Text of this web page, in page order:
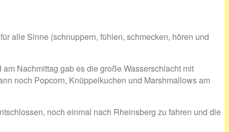
alle Sinne (schnuppern, fühlen, schmecken, hören und
Nachmittag gab es die große Wasserschlacht mit
noch Popcorn, Knüppelkuchen und Marshmallows am
noch einmal nach Rheinsberg zu fahren und die